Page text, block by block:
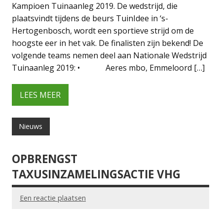
Kampioen Tuinaanleg 2019. De wedstrijd, die
plaatsvindt tijdens de beurs TuinIdee in ‘s-
Hertogenbosch, wordt een sportieve strijd om de
hoogste eer in het vak. De finalisten zijn bekend! De
volgende teams nemen deel aan Nationale Wedstrijd
Tuinaanleg 2019: • Aeres mbo, Emmeloord […]
LEES MEER
Nieuws
OPBRENGST
TAXUSINZAMELINGSACTIE VHG
Een reactie plaatsen